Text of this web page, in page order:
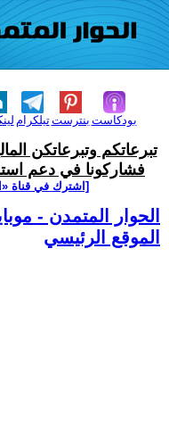
تيلكرامبنترست بودكاست
تبرعاتكم وتبرعاتكن
فشاركونا في دعم
[اشترك في قناة
الحوار المتمدن -
الموقع الرئيسي